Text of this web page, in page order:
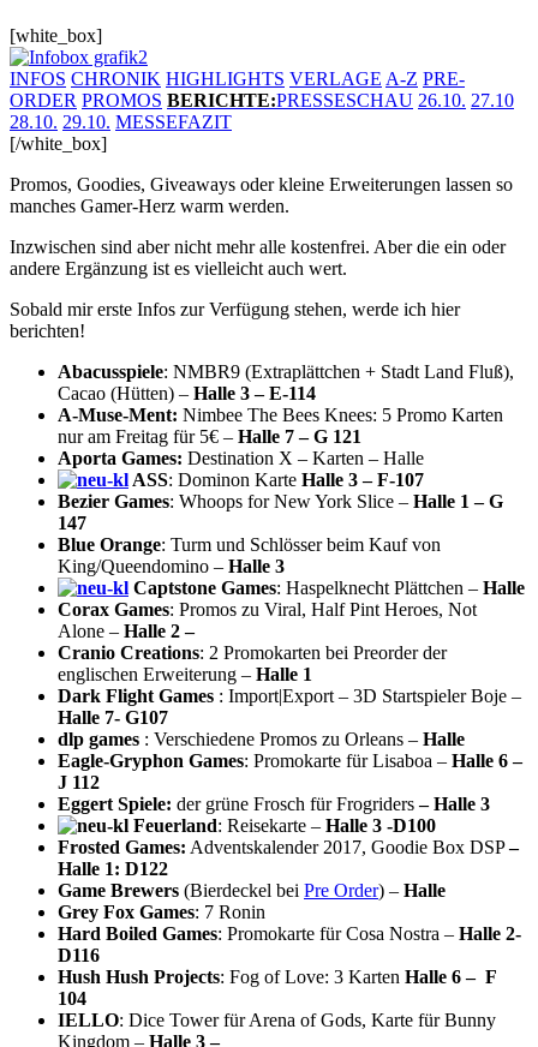
[white_box]
INFOS CHRONIK HIGHLIGHTS VERLAGE A-Z PRE-
ORDER PROMOS BERICHTE:PRESSESCHAU 26.10. 27.10
28.10. 29.10. MESSEFAZIT
[/white_box]
Promos, Goodies, Giveaways oder kleine Erweiterungen lassen so
manches Gamer-Herz warm werden.
Inzwischen sind aber nicht mehr alle kostenfrei. Aber die ein oder
andere Ergänzung ist es vielleicht auch wert.
Sobald mir erste Infos zur Verfügung stehen, werde ich hier
berichten!
Abacusspiele: NMBR9 (Extraplättchen + Stadt Land Fluß),
Cacao (Hütten) – Halle 3 – E-114
A-Muse-Ment: Nimbee The Bees Knees: 5 Promo Karten
nur am Freitag für 5€ – Halle 7 – G 121
Aporta Games: Destination X – Karten – Halle
ASS: Dominon Karte Halle 3 – F-107
Bezier Games: Whoops for New York Slice – Halle 1 – G
147
Blue Orange: Turm und Schlösser beim Kauf von
King/Queendomino – Halle 3
Captstone Games: Haspelknecht Plättchen – Halle
Corax Games: Promos zu Viral, Half Pint Heroes, Not
Alone – Halle 2 –
Cranio Creations: 2 Promokarten bei Preorder der
englischen Erweiterung – Halle 1
Dark Flight Games : Import|Export – 3D Startspieler Boje –
Halle 7- G107
dlp games : Verschiedene Promos zu Orleans – Halle
Eagle-Gryphon Games: Promokarte für Lisaboa – Halle 6 –
J 112
Eggert Spiele: der grüne Frosch für Frogriders– Halle 3
Feuerland: Reisekarte – Halle 3 -D100
Frosted Games: Adventskalender 2017, Goodie Box DSP–
Halle 1: D122
Game Brewers (Bierdeckel bei Pre Order) – Halle
Grey Fox Games: 7 Ronin
Hard Boiled Games: Promokarte für Cosa Nostra – Halle 2-
D116
Hush Hush Projects: Fog of Love: 3 Karten Halle 6 – F
104
IELLO: Dice Tower für Arena of Gods, Karte für Bunny
Kingdom – Halle 3 –